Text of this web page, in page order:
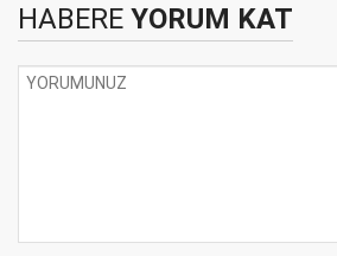
HABERE YORUM KAT